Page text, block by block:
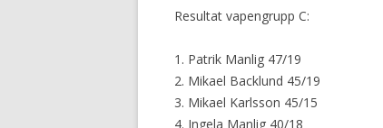
STADGAR
Resultat vapengrupp C:
1. Patrik Manlig 47/19
2. Mikael Backlund 45/19
3. Mikael Karlsson 45/15
4. Ingela Manlig 40/18